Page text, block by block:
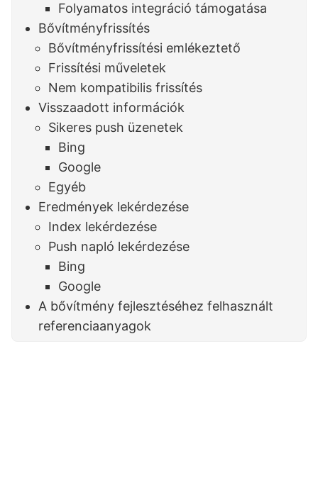
Folyamatos integráció támogatása
Bővítményfrissítés
Bővítményfrissítési emlékeztető
Frissítési műveletek
Nem kompatibilis frissítés
Visszaadott információk
Sikeres push üzenetek
Bing
Google
Egyéb
Eredmények lekérdezése
Index lekérdezése
Push napló lekérdezése
Bing
Google
A bővítmény fejlesztéséhez felhasznált
referenciaanyagok